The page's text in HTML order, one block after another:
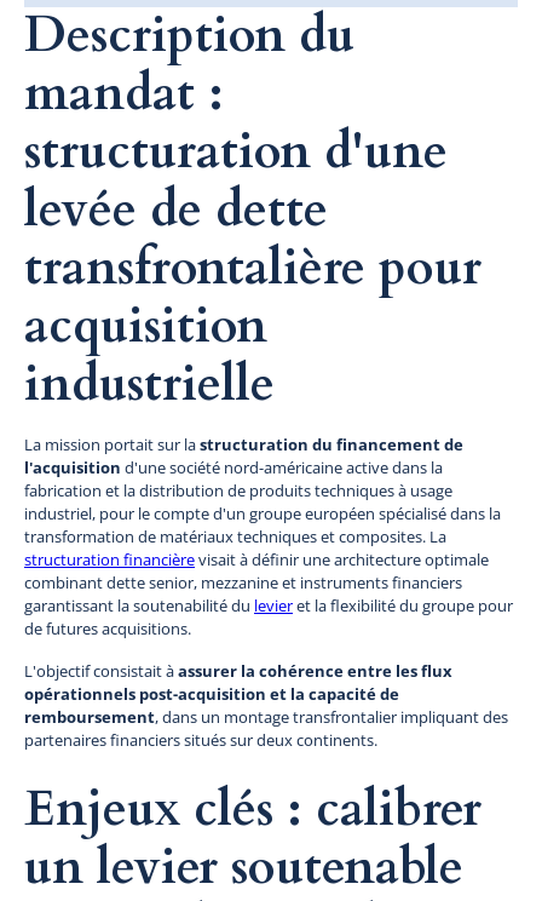
Description du
mandat :
structuration d'une
levée de dette
transfrontalière pour
acquisition
industrielle
La mission portait sur lastructuration du financement de
l'acquisition d'une société nord-américaine active dans la
fabrication et la distribution de produits techniques à usage
industriel, pour le compte d'un groupe européen spécialisé dans la
transformation de matériaux techniques et composites. La
structuration financièrevisait à définir une architecture optimale
combinant dette senior, mezzanine et instruments financiers
garantissant la soutenabilité du levieret la flexibilité du groupe pour
de futures acquisitions.
L'objectif consistait àassurer la cohérence entre les flux
opérationnels post-acquisition et la capacité de
remboursement, dans un montage transfrontalier impliquant des
partenaires financiers situés sur deux continents.
Enjeux clés : calibrer
un levier soutenable